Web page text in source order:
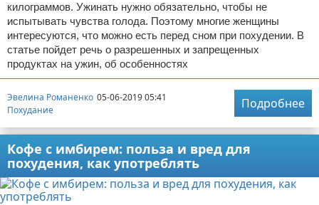
килограммов. Ужинать нужно обязательно, чтобы не
испытывать чувства голода. Поэтому многие женщины
интересуются, что можно есть перед сном при похудении. В
статье пойдет речь о разрешенных и запрещенных
продуктах на ужин, об особенностях
Эвелина Романенко 05-06-2019 05:41
Похудание
Подробнее
Кофе с имбирем: польза и вред для
похудения, как употреблять